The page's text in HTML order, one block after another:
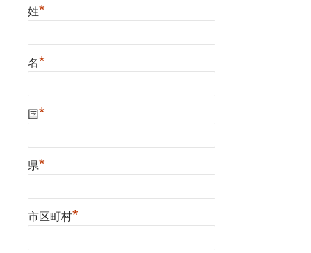
姓*
名*
国*
県*
市区町村*